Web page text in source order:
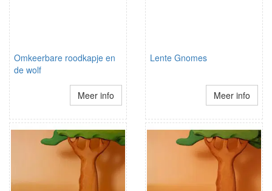
Omkeerbare roodkapje en
de wolf
Meer info
Lente Gnomes
Meer info